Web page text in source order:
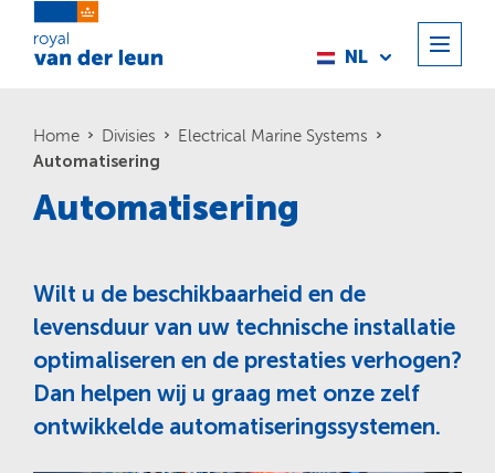
NL
Home Divisies Electrical Marine Systems
Automatisering
Automati­sering
Wilt u de beschikbaarheid en de
levensduur van uw technische installatie
optimaliseren en de prestaties verhogen?
Dan helpen wij u graag met onze zelf
ontwikkelde automatiseringssystemen.